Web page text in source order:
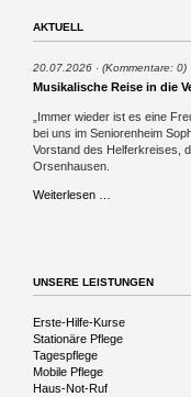
AKTUELL
20.07.2026 (Kommentare: 0)
Musikalische Reise in die
„Immer wieder ist es eine
bei uns im Seniorenheim
Vorstand des Helferkreises,
Orsenhausen.
Weiterlesen …
UNSERE LEISTUNGEN
Navigation
überspringen
Erste-Hilfe-Kurse
Stationäre Pflege
Tagespflege
Mobile Pflege
Haus-Not-Ruf